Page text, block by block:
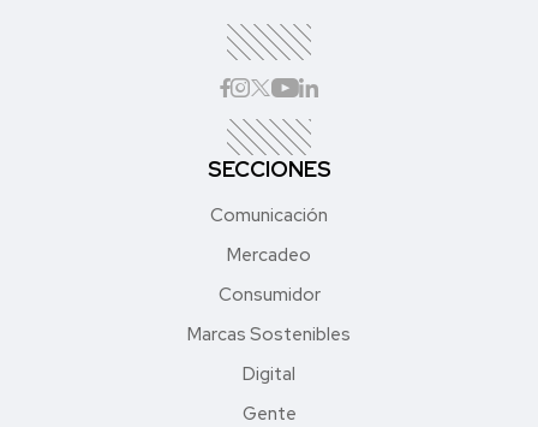
SECCIONES
Comunicación
Mercadeo
Consumidor
Marcas Sostenibles
Digital
Gente